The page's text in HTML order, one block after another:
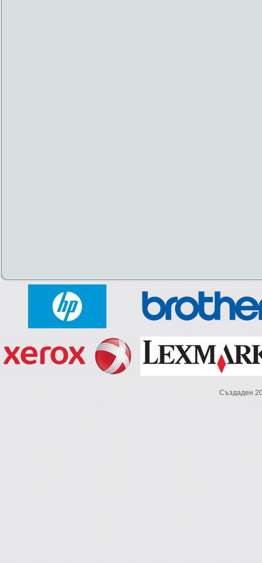
Създаден